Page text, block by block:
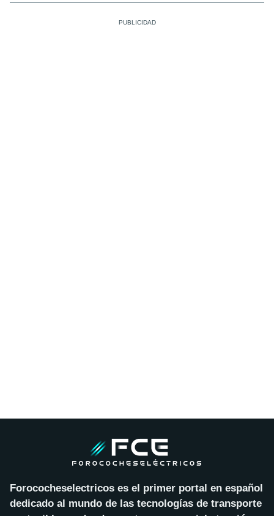
Forococheselectricos es el primer portal en español
dedicado al mundo de las tecnologías de transporte